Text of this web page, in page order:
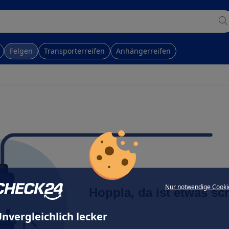
Nur notwendige
lecker
Felgen Transporterreifen Anhängerreifen
Hoppla, da ist etwas